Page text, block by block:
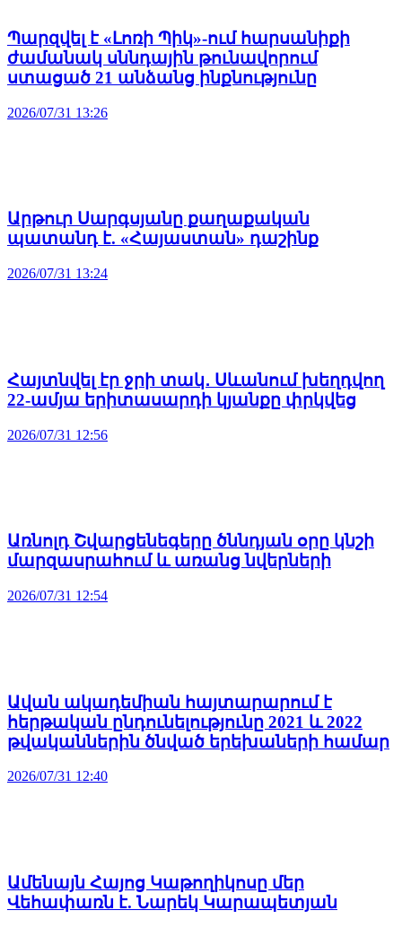
Պարզվել է «Լոռի Պիկ»-ում հարսանիքի
ժամանակ սննդային թունավորում
ստացած 21 անձանց ինքնությունը
2026/07/31 13:26
Արթուր Սարգսյանը քաղաքական
պատանդ է. «Հայաստան» դաշինք
2026/07/31 13:24
Հայտնվել էր ջրի տակ․ Սևանում խեղդվող
22-ամյա երիտասարդի կյանքը փրկվեց
2026/07/31 12:56
Առնոլդ Շվարցենեգերը ծննդյան օրը կնշի
մարզասրահում և առանց նվերների
2026/07/31 12:54
Ավան ակադեմիան հայտարարում է
հերթական ընդունելությունը 2021 և 2022
թվականներին ծնված երեխաների համար
2026/07/31 12:40
Ամենայն Հայոց Կաթողիկոսը մեր
Վեհափառն է. Նարեկ Կարապետյան